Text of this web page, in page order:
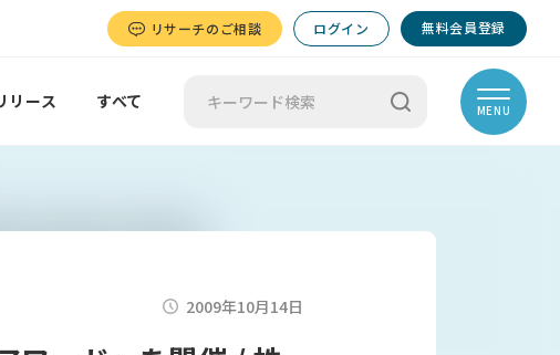
リサーチのご相談 ログイン 無料会員登録
リース すべて MENU
2009年10月14日